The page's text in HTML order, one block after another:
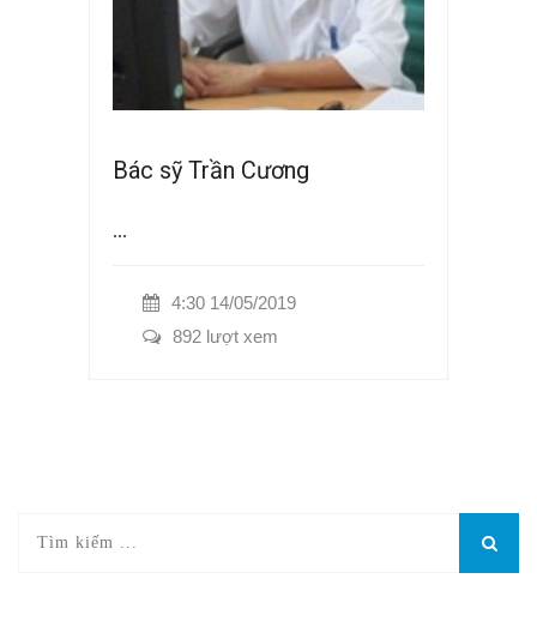
Bác sỹ Trần Cương
...
4:30 14/05/2019
892 lượt xem